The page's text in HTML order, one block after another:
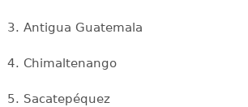
3. Antigua Guatemala
4. Chimaltenango
5. Sacatepéquez